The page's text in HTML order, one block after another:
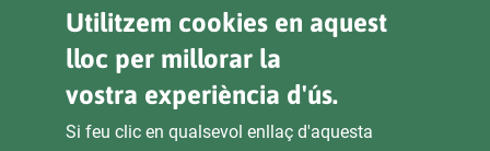
Legal
Política de Privacitat
Declaració D'Accessibilitat
Utilitzem cookies en aquest
lloc per millorar la
vostra experiència d'ús.
Si feu clic en qualsevol enllaç d'aquesta